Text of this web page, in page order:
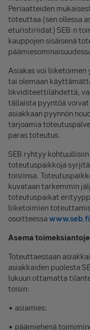
Periaatteiden
toteuttaa (sen ollessa
eturistiriidat) SEB:n
kauppojen sisäisenä
Asiakas voi liiketoimen
tai olemaan
likviditeettilähdettä,
tällaista pyyntöä voivat
asiakkaan pyynnön
tarjoamia
paras toteutus.
SEB ryhtyy
toteutuspaikkoja
toisiinsa.
kuvataan tarkemmin
toteutuspaikat
liiketoimien
osoitteessa
Asema
Toteuttaessaan
asiakkaiden puolesta
lukuun ottamatta
toisin:
• asiamies;
• päämiehenä